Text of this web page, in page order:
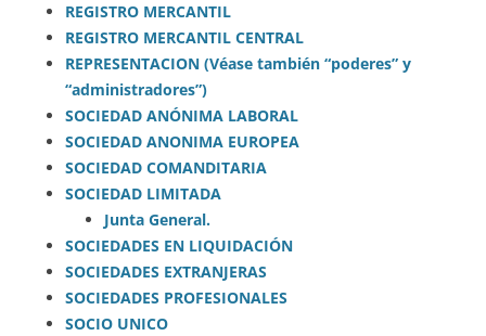
REGISTRO MERCANTIL
REGISTRO MERCANTIL CENTRAL
REPRESENTACION (Véase también “poderes” y
“administradores”)
SOCIEDAD ANÓNIMA LABORAL
SOCIEDAD ANONIMA EUROPEA
SOCIEDAD COMANDITARIA
SOCIEDAD LIMITADA
Junta General.
SOCIEDADES EN LIQUIDACIÓN
SOCIEDADES EXTRANJERAS
SOCIEDADES PROFESIONALES
SOCIO UNICO